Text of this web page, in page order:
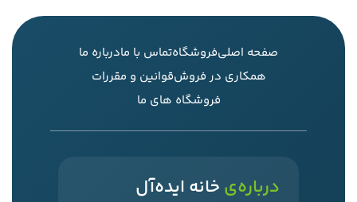
صفحه اصلیفروشگاهتماس با مادرباره ما
همکاری در فروشقوانین و مقررات
فروشگاه های ما
درباره‌ی خانه ایده‌آل